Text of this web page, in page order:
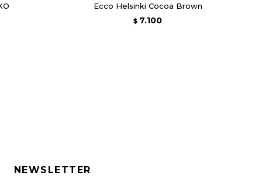
Ecco Helsinki Cocoa Brown
$ 7.100
NEWSLETTER